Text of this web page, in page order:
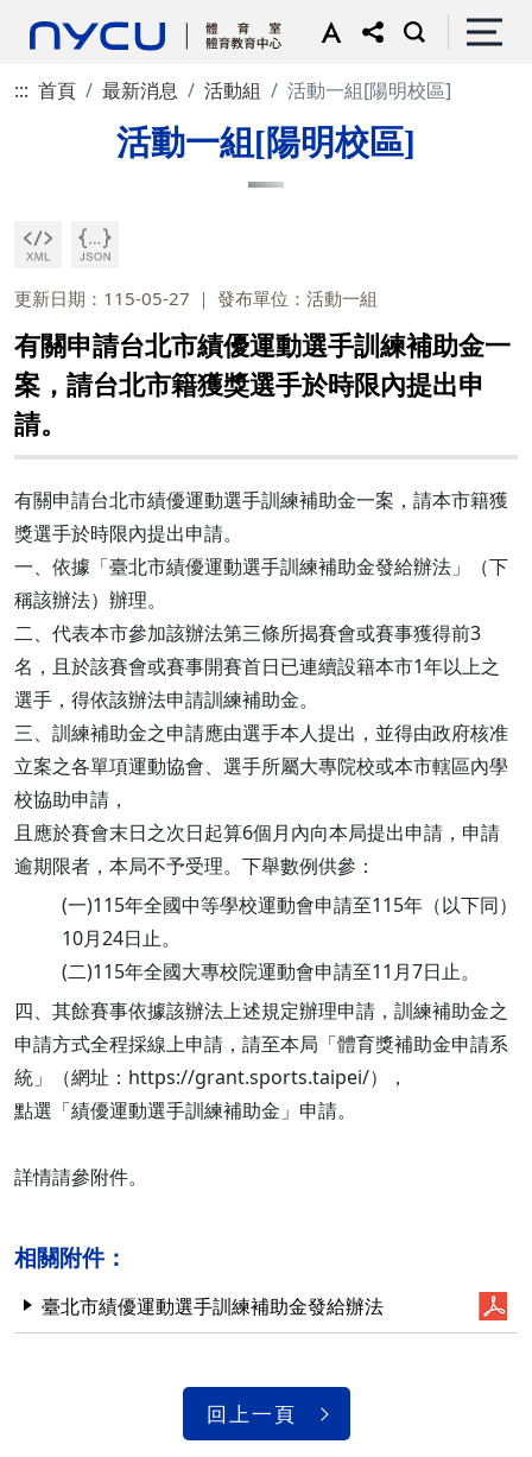
::: 首頁 最新消息 活動組 活動一組[陽明校區]
活動一組[陽明校區]
更新日期：115-05-27 發布單位：活動一組
有關申請台北市績優運動選手訓練補助金一
案，請台北市籍獲獎選手於時限內提出申
請。
有關申請台北市績優運動選手訓練補助金一案，請本市籍獲
獎選手於時限內提出申請。
一、依據「臺北市績優運動選手訓練補助金發給辦法」（下
稱該辦法）辦理。
二、代表本市參加該辦法第三條所揭賽會或賽事獲得前3
名，且於該賽會或賽事開賽首日已連續設籍本市1年以上之
選手，得依該辦法申請訓練補助金。
三、訓練補助金之申請應由選手本人提出，並得由政府核准
立案之各單項運動協會、選手所屬大專院校或本市轄區內學
校協助申請，
且應於賽會末日之次日起算6個月內向本局提出申請，申請
逾期限者，本局不予受理。下舉數例供參：
(一)115年全國中等學校運動會申請至115年（以下同）
10月24日止。
(二)115年全國大專校院運動會申請至11月7日止。
四、其餘賽事依據該辦法上述規定辦理申請，訓練補助金之
申請方式全程採線上申請，請至本局「體育獎補助金申請系
統」（網址：https://grant.sports.taipei/），
點選「績優運動選手訓練補助金」申請。
詳情請參附件。
相關附件：
臺北市績優運動選手訓練補助金發給辦法
回上一頁